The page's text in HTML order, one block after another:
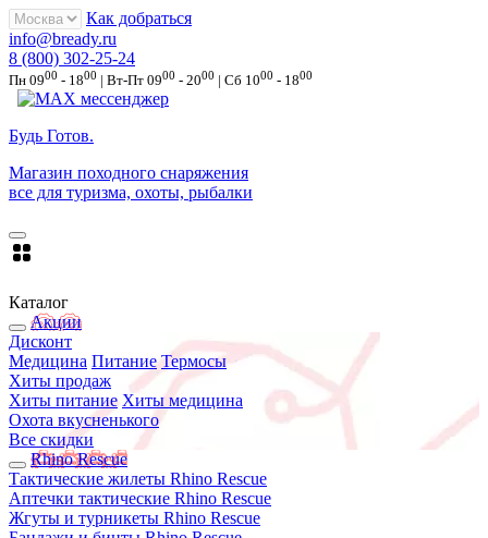
Как добраться
info@bready.ru
8 (800) 302-25-24
Пн 0900 - 1800 | Вт-Пт 0900 - 2000 | Сб 1000 - 1800
Будь Готов.
Магазин походного снаряжения
все для туризма, охоты, рыбалки
Каталог
Акции
Дисконт
Медицина Питание Термосы
Хиты продаж
Хиты питание Хиты медицина
Охота вкусненького
Все скидки
Rhino Rescue
Тактические жилеты Rhino Rescue
Аптечки тактические Rhino Rescue
Жгуты и турникеты Rhino Rescue